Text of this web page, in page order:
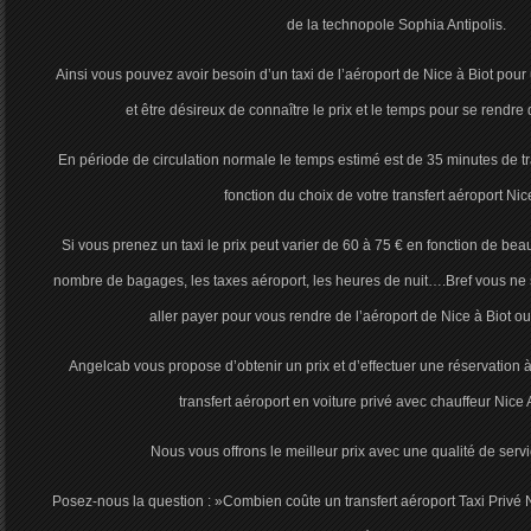
de la technopole Sophia Antipolis.
Ainsi vous pouvez avoir besoin d’un taxi de l’aéroport de Nice à Biot
et être désireux de connaître le prix et le temps pour se rendre
En période de circulation normale le temps estimé est de 35 minutes de
fonction du choix de votre transfert aéroport
Si vous prenez un taxi le prix peut varier de 60 à 75 € en fonction de
nombre de bagages, les taxes aéroport, les heures de nuit….Bref vous
aller payer pour vous rendre de l’aéroport de Nice à Biot
Angelcab vous propose d’obtenir un prix et d’effectuer une réservation
transfert aéroport en voiture privé avec chauffeur Nice
Nous vous offrons le meilleur prix avec une qualité de
Posez-nous la question : »Combien coûte un transfert aéroport Taxi Privé